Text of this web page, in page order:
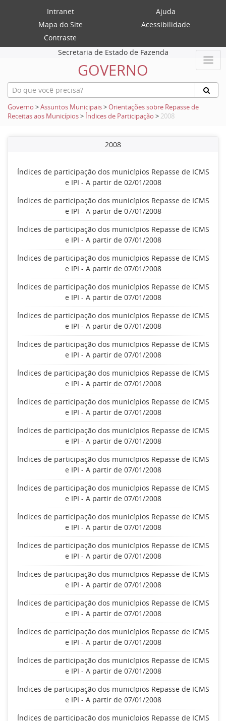
Intranet
Ajuda
Mapa do Site
Acessibilidade
Contraste
Secretaria de Estado de Fazenda
GOVERNO
Governo >Assuntos Municipais>Orientações sobre Repasse de
Receitas aos Municípios> Índices de Participação > 2008
2008
Índices de participação dos municípios Repasse de ICMS
e IPI - A partir de 02/01/2008
Índices de participação dos municípios Repasse de ICMS
e IPI - A partir de 07/01/2008
Índices de participação dos municípios Repasse de ICMS
e IPI - A partir de 07/01/2008
Índices de participação dos municípios Repasse de ICMS
e IPI - A partir de 07/01/2008
Índices de participação dos municípios Repasse de ICMS
e IPI - A partir de 07/01/2008
Índices de participação dos municípios Repasse de ICMS
e IPI - A partir de 07/01/2008
Índices de participação dos municípios Repasse de ICMS
e IPI - A partir de 07/01/2008
Índices de participação dos municípios Repasse de ICMS
e IPI - A partir de 07/01/2008
Índices de participação dos municípios Repasse de ICMS
e IPI - A partir de 07/01/2008
Índices de participação dos municípios Repasse de ICMS
e IPI - A partir de 07/01/2008
Índices de participação dos municípios Repasse de ICMS
e IPI - A partir de 07/01/2008
Índices de participação dos municípios Repasse de ICMS
e IPI - A partir de 07/01/2008
Índices de participação dos municípios Repasse de ICMS
e IPI - A partir de 07/01/2008
Índices de participação dos municípios Repasse de ICMS
e IPI - A partir de 07/01/2008
Índices de participação dos municípios Repasse de ICMS
e IPI - A partir de 07/01/2008
Índices de participação dos municípios Repasse de ICMS
e IPI - A partir de 07/01/2008
Índices de participação dos municípios Repasse de ICMS
e IPI - A partir de 07/01/2008
Índices de participação dos municípios Repasse de ICMS
e IPI - A partir de 07/01/2008
Índices de participação dos municípios Repasse de ICMS
e IPI - A partir de 07/01/2008
Índices de participação dos municípios Repasse de ICMS